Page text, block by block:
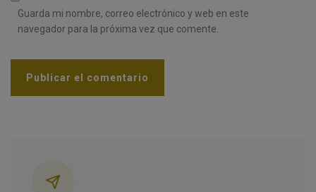
Guarda mi nombre, correo electrónico y web en este
navegador para la próxima vez que comente.